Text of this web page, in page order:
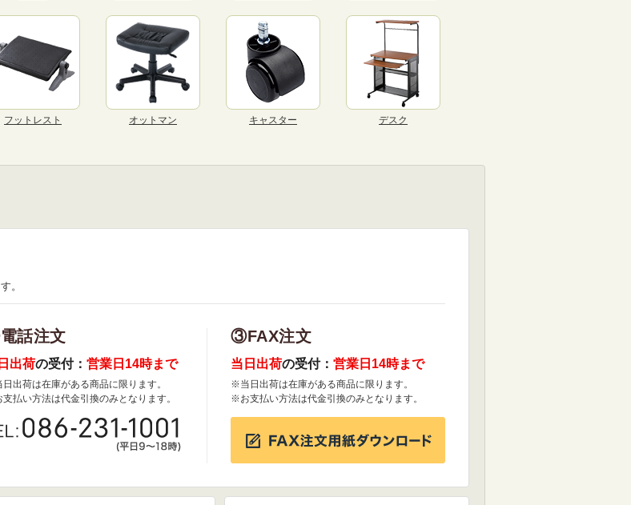
フットレスト オットマン キャスター デスク
。
話注文
出荷の受付： 営業日14時まで
出荷は在庫がある商品に限ります。
払い方法は代金引換のみとなります。
③FAX注文
当日出荷の受付： 営業日14時まで
※当日出荷は在庫がある商品に限ります。
※お支払い方法は代金引換のみとなります。